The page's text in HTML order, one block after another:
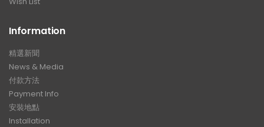
Information
精選新聞
News & Media
付款方法
Payment Info
安裝地點
Installation